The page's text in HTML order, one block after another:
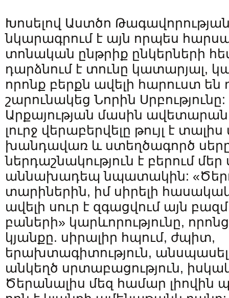
Խոսելով Աստծո
նկարագրում է այն որպես
տոնական ընթրիք ընկերների
դարձնում է տունը կատարյալ,
որոնք բերքն ավելի հարուստ են
շարունակեց Նորին
Արքայության մասին
լուրջ վերաբերվելը թույլ է
խանդավառ և ստեղծագործ
ներդաշնակություն է բերում
աննախադեպ նպատակին:
տարիներին, իմ սիրելի
ավելի սուր է զգացվում այն
բաների» կարևորությունը,
կյանքը. սիրալիր հպում, ժպիտ,
երախտագիտություն,
անկեղծ սրտաբացություն,
Ծերանալիս մեզ համար լիովին